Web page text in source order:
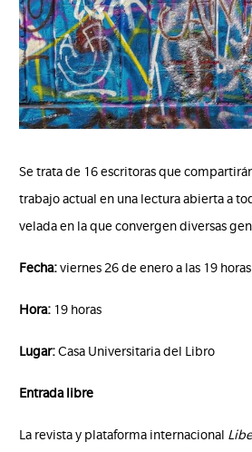
Se trata de 16 escritoras que
trabajo actual en una lectura abierta a
velada en la que convergen diversas
Fecha:viernes 26 de enero a las 19 horas
Hora: 19 horas
Lugar:Casa Universitaria del Libro
Entrada libre
La revista y plataforma internacional